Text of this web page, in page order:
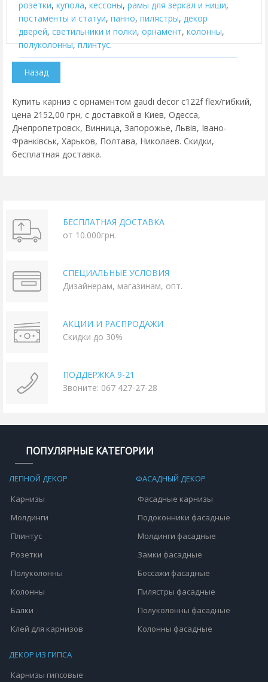
розетки, купола, кессоны, рамы для зеркал и ниши,
постаменты и статуи, панно, пилястры, декор
дверей, cветильники и полки, орнамент, колонны,
полуколонны, плинтус.
Купить карниз с орнаментом gaudi decor c122f flex/гибкий,
цена 2152,00 грн, с доставкой в Киев, Одесса,
Днепропетровск, Винница, Запорожье, Львів, Івано-
Франківськ, Харьков, Полтава, Николаев. Скидки,
бесплатная доставка.
БЕСПЛАТНАЯ ДОСТАВКА
от 10.000грн.
СПЕЦИАЛЬНЫЕ УСЛОВИЯ
Дизайнерам, магазинам, опт.
АКЦИИ И РАСПРОДАЖИ
Скидки до 30%
ПОДДЕРЖКА 9-21
Звоните: 067 427-27-28
ПОПУЛЯРНЫЕ КАТЕГОРИИ
ЛЕПНОЙ ДЕКОР
Карнизы
Молдинги
Плинтус
Розетки
Полуколонны
Колонны
Балки
Клей для карнизов
ФАСАДНЫЙ ДЕКОР
Фасадные карнизы
Подоконники фасадные
Молдинги фасадные
Замки фасадные
Боссажи фасадные
Пилястры фасадные
Полуколонны фасадные
Колонны фасадные
ДЕКОР ИЗ ГИПСА
Карнизы гипсовые